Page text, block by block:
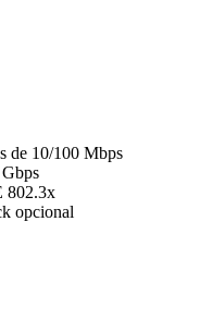
de 10/100 Mbps
802.3x
opcional